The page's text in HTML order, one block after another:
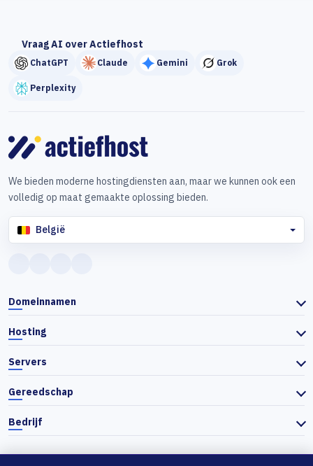
Vraag AI over Actiefhost
ChatGPT Claude Gemini Grok
Perplexity
We bieden moderne hostingdiensten aan, maar we kunnen ook een
volledig op maat gemaakte oplossing bieden.
België
Domeinnamen
Hosting
Servers
Gereedschap
Bedrijf